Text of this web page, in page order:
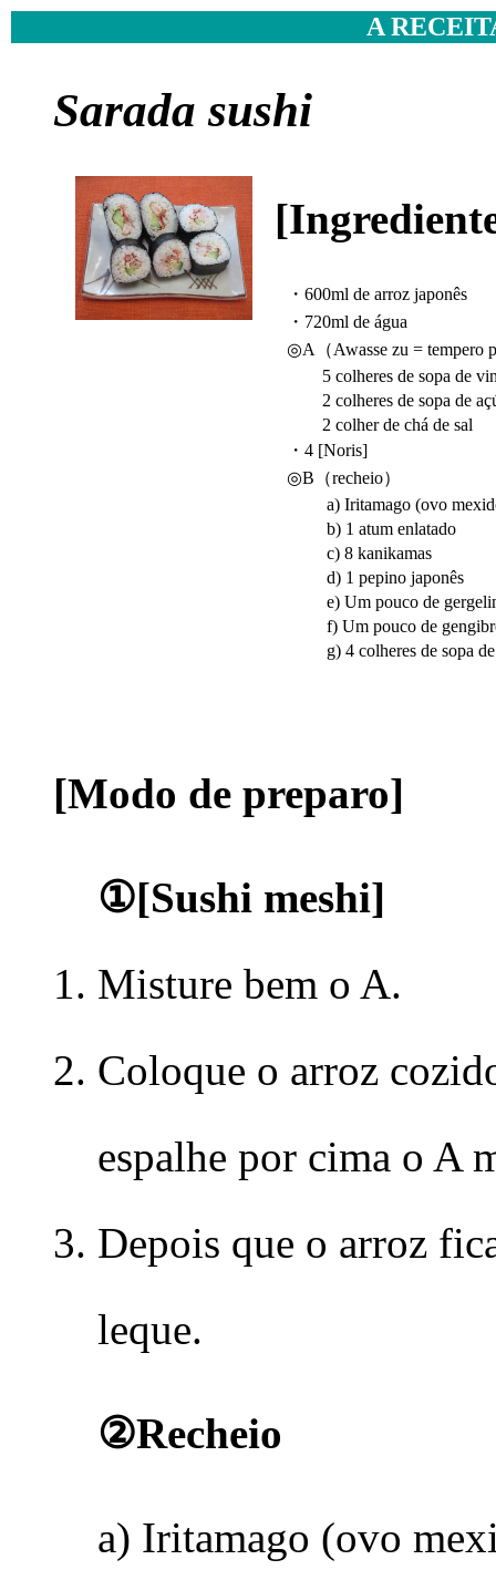
A
Sarada sushi
・600ml de arroz japonês
・720ml de água
◎A（Awasse zu = tempero
5 colheres de sopa de
2 colheres de sopa de
2 colher de chá de sal
・4 [Noris]
◎B（recheio）
a) Iritamago (ovo
b) 1 atum enlatado
c) 8 kanikamas
d) 1 pepino japonês
e) Um pouco de
f) Um pouco de gengibre
g) 4 colheres de sopa de
[Modo de preparo]
①[Sushi meshi]
Misture bem o A.
Coloque o arroz
espalhe por cima o A
Depois que o arroz
leque.
②Recheio
a) Iritamago (ovo